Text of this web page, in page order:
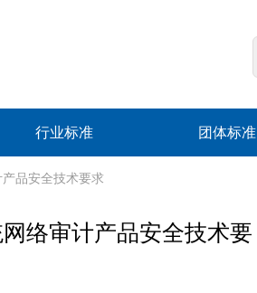
行业标准 团体标准
品安全技术要求
络审计产品安全技术要